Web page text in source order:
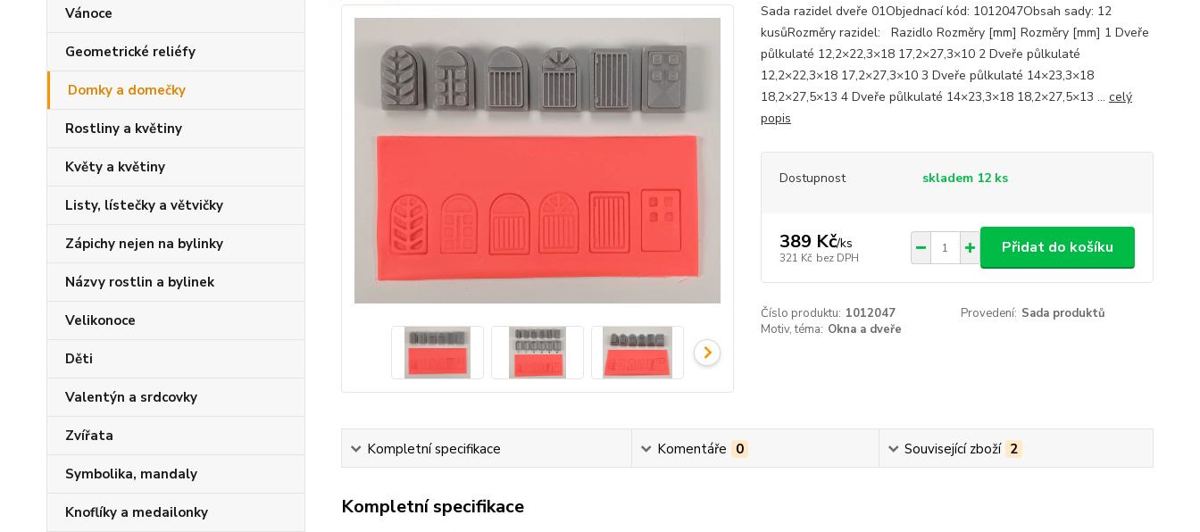
Vánoce
Geometrické reliéfy
Domky a domečky
Rostliny a květiny
Květy a květiny
Listy, lístečky a větvičky
Zápichy nejen na bylinky
Názvy rostlin a bylinek
Velikonoce
Děti
Valentýn a srdcovky
Zvířata
Symbolika, mandaly
Knoflíky a medailonky
Sada razidel dveře 01Objednací kód: 1012047Obsah sady: 12
kusůRozměry razidel: Razidlo Rozměry [mm] Rozměry [mm] 1 Dveře
půlkulaté 12,2×22,3×18 17,2×27,3×10 2 Dveře půlkulaté
12,2×22,3×18 17,2×27,3×10 3 Dveře půlkulaté 14×23,3×18
18,2×27,5×13 4 Dveře půlkulaté 14×23,3×18 18,2×27,5×13 ... celý
popis
Dostupnost skladem 12 ks
389 Kč/ks
321 Kč bez DPH
Přidat do košíku
Číslo produktu: 1012047 Provedení: Sada produktů
Motiv, téma: Okna a dveře
Kompletní specifikace Komentáře 0 Související zboží 2
Kompletní specifikace